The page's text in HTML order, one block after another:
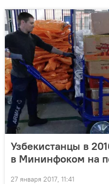
Узбекистанцы в
в Мининфоком на
27 января 2017, 11:41